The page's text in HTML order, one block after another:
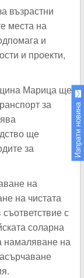
възрастни
места на
и
и проекти,
Марица ще
за
ще
за
на
на чистата
с
соларна
намаляване на
Изпрати новина